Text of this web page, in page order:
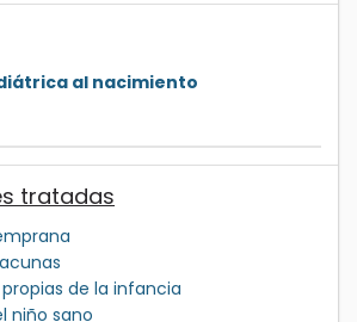
al nacimiento
tratadas
de la infancia
niño sano